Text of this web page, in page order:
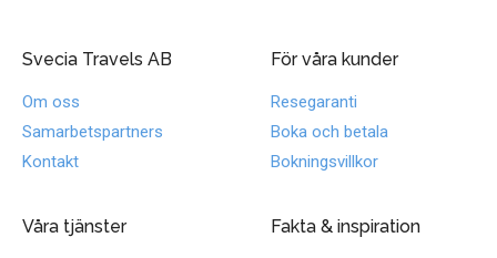
Svecia Travels AB
Om oss
Samarbetspartners
Kontakt
För våra kunder
Resegaranti
Boka och betala
Bokningsvillkor
Våra tjänster Fakta & inspiration